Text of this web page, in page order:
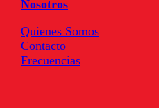
Nosotros
Quienes Somos
Contacto
Frecuencias